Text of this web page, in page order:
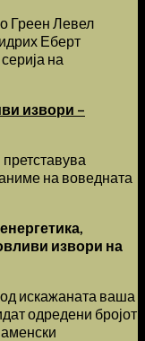
Греен Левел
Еберт
на
извори –
на воведната
извори на
од искажаната ваша
одредени бројот